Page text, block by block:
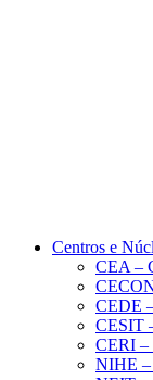
Centros e
CEA –
CEDE
CESIT
CERI –
NIHE –